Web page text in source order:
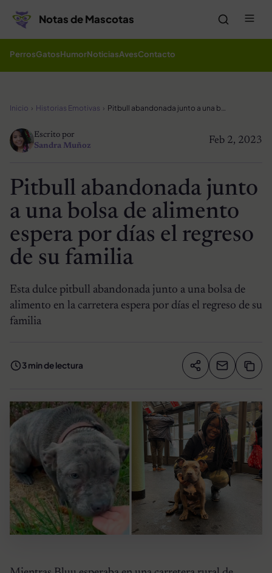
Notas de Mascotas
PerrosGatosHumorNoticiasAvesContacto
Inicio Historias Emotivas Pitbull abandonada junto a una bolsa de alimento espera por días el regreso de su familia
Feb 2, 2023
Escrito por
Sandra Muñoz
Pitbull abandonada junto
a una bolsa de alimento
espera por días el regreso
de su familia
Esta dulce pitbull abandonada junto a una bolsa de
alimento en la carretera espera por días el regreso de su
familia
3 min de lectura Compartir